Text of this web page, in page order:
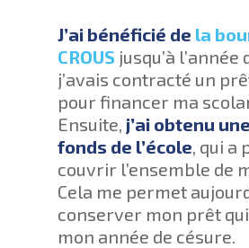
J’ai bénéficié de la
CROUS jusqu’à
j’avais contracté un
pour financer ma
Ensuite, j’ai obtenu
fonds de l’école , qui
couvrir l’ensemble de
Cela me permet
conserver mon prêt
mon année de césure.